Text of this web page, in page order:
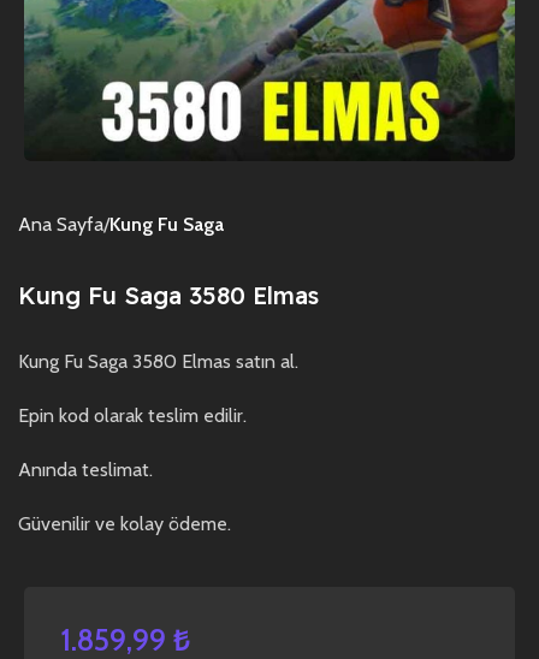
Ana Sayfa Kung Fu Saga
Kung Fu Saga 3580 Elmas
Kung Fu Saga 3580 Elmas satın al.
Epin kod olarak teslim edilir.
Anında teslimat.
Güvenilir ve kolay ödeme.
1.859,99 ₺